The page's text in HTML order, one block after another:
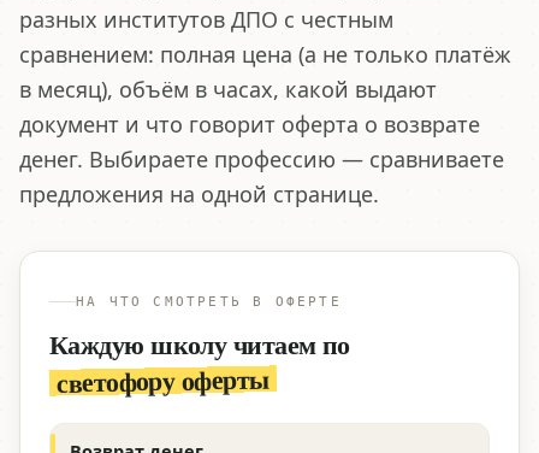
разных институтов ДПО с честным
сравнением: полная цена (а не только платёж
в месяц), объём в часах, какой выдают
документ и что говорит оферта о возврате
денег. Выбираете профессию — сравниваете
предложения на одной странице.
НА ЧТО СМОТРЕТЬ В ОФЕРТЕ
Каждую школу читаем по
светофору оферты